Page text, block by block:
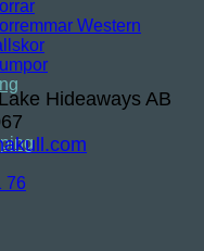
Western
Hideaways AB
76